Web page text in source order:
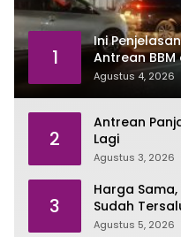
1
Ini
Antrean BBM
Agustus 4, 2026
2
Antrean
Lagi
Agustus 3, 2026
3
Harga Sama,
Sudah
Agustus 5, 2026